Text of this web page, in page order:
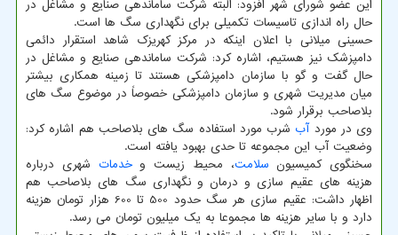
این عضو شورای شهر افزود: البته شرکت ساماندهی صنایع و مشاغل در
حال راه اندازی تاسیسات تکمیلی برای نگهداری سگ ها است.
حسینی میلانی با اعلان اینکه در مرکز کهریزک شاهد استقرار دائمی
دامپزشک نیز هستیم، اشاره کرد: شرکت ساماندهی صنایع و مشاغل در
حال گفت و گو با سازمان دامپزشکی هستند تا زمینه همکاری بیشتر
میان مدیریت شهری و سازمان دامپزشکی خصوصاً در موضوع سگ های
بلاصاحب برقرار شود.
وی در موردآب شرب مورد استفاده سگ های بلاصاحب هم اشاره کرد:
وضعیت آب این مجموعه تا حدی بهبود یافته است.
سخنگوی کمیسیون سلامت، محیط زیست وخدمات شهری درباره
هزینه های عقیم سازی و درمان و نگهداری سگ های بلاصاحب هم
اظهار داشت: عقیم سازی هر سگ حدود 500 تا 600 هزار تومان هزینه
دارد و با سایر هزینه ها مجموعا به یک میلیون تومان می رسد.